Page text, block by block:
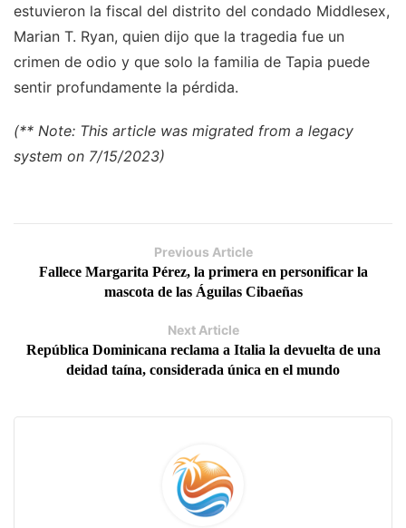
estuvieron la fiscal del distrito del condado Middlesex,
Marian T. Ryan, quien dijo que la tragedia fue un
crimen de odio y que solo la familia de Tapia puede
sentir profundamente la pérdida.
(** Note: This article was migrated from a legacy
system on 7/15/2023)
Previous Article
Fallece Margarita Pérez, la primera en personificar la
mascota de las Águilas Cibaeñas
Next Article
República Dominicana reclama a Italia la devuelta de una
deidad taína, considerada única en el mundo